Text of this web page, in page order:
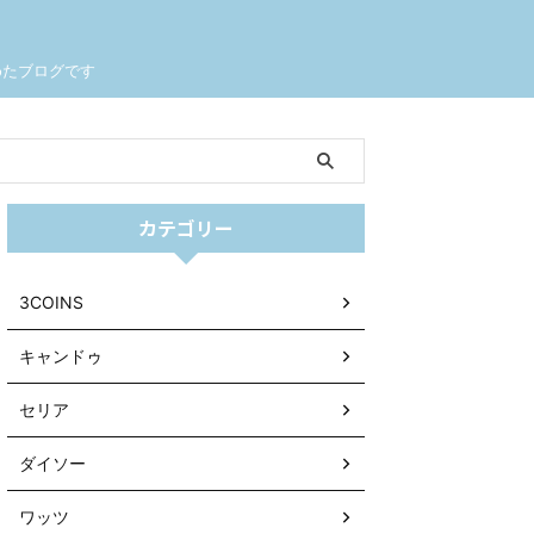
ブログです
カテゴリー
3COINS
キャンドゥ
セリア
ダイソー
ワッツ